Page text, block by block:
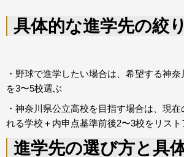
具体的な進学先の絞
・野球で進学したい場合は、希望する神
を3〜5校選ぶ
・神奈川県公立高校を目指す場合は、現
れる学校＋内申点基準前後2〜3校をリスト
・受験する高校の併願私立校（滑り止め）
進学先の選び方と具